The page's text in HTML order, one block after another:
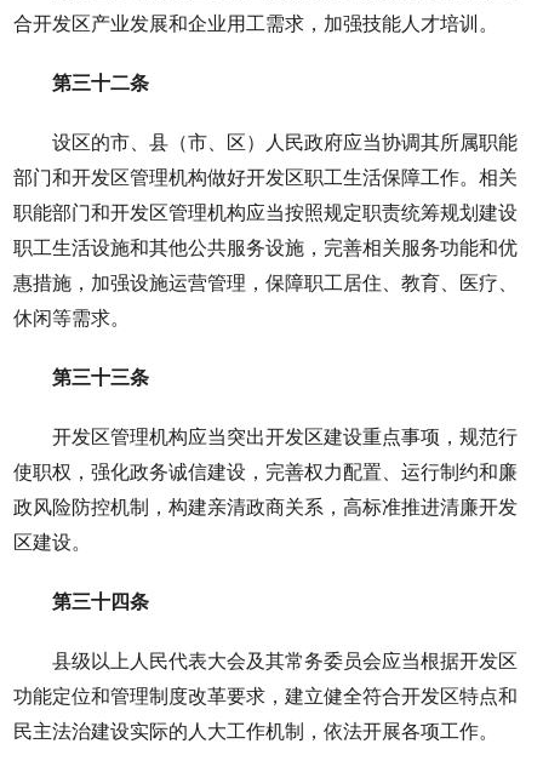
合开发区产业发展和企业用工需求，加强技能人才培训。
第三十二条
设区的市、县（市、区）人民政府应当协调其所属职能
部门和开发区管理机构做好开发区职工生活保障工作。相关
职能部门和开发区管理机构应当按照规定职责统筹规划建设
职工生活设施和其他公共服务设施，完善相关服务功能和优
惠措施，加强设施运营管理，保障职工居住、教育、医疗、
休闲等需求。
第三十三条
开发区管理机构应当突出开发区建设重点事项，规范行
使职权，强化政务诚信建设，完善权力配置、运行制约和廉
政风险防控机制，构建亲清政商关系，高标准推进清廉开发
区建设。
第三十四条
县级以上人民代表大会及其常务委员会应当根据开发区
功能定位和管理制度改革要求，建立健全符合开发区特点和
民主法治建设实际的人大工作机制，依法开展各项工作。